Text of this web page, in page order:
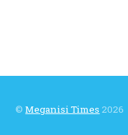
©Meganisi Times 2026